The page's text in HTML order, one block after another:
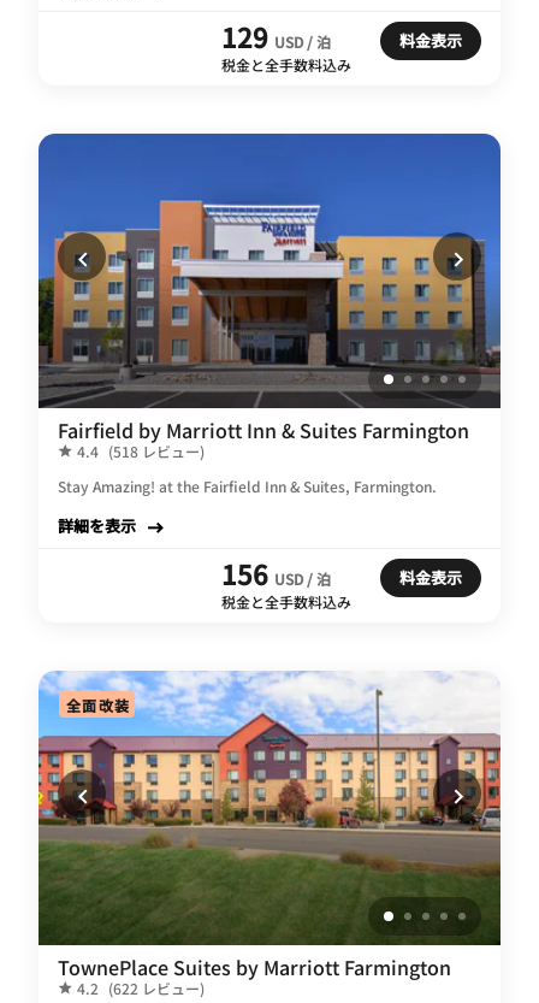
129 USD / 泊
税金と全手数料込み
料金表示
Fairfield by Marriott Inn & Suites Farmington
4.4 (518 レビュー)
Stay Amazing! at the Fairfield Inn & Suites, Farmington.
詳細を表示
156 USD / 泊
税金と全手数料込み
料金表示
全面改装
TownePlace Suites by Marriott Farmington
4.2 (622 レビュー)